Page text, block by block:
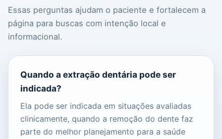
Essas perguntas ajudam o paciente e fortalecem a
página para buscas com intenção local e
informacional.
Quando a extração dentária pode ser
indicada?
Ela pode ser indicada em situações avaliadas
clinicamente, quando a remoção do dente faz
parte do melhor planejamento para a saúde